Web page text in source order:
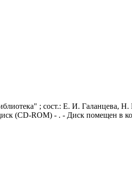
; сост.: Е. И. Галанцева,
(CD-ROM) - . - Диск помещен в